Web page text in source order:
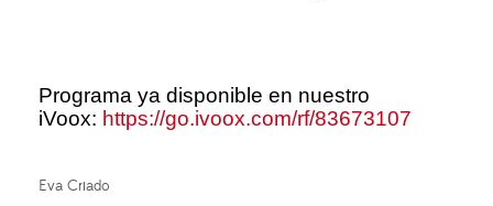
Programa ya disponible en nuestro
iVoox: https://go.ivoox.com/rf/83673107
Eva Criado